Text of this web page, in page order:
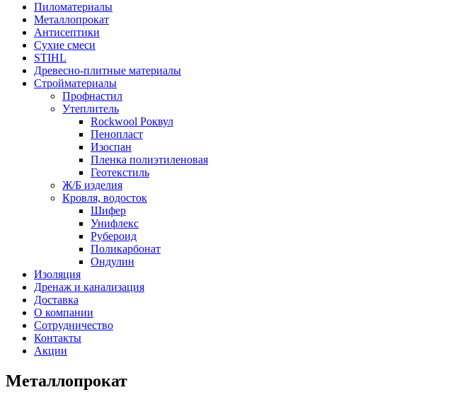
Пиломатериалы
Металлопрокат
Антисептики
Сухие смеси
STIHL
Древесно-плитные материалы
Стройматериалы
Профнастил
Утеплитель
Rockwool Роквул
Пенопласт
Изоспан
Пленка полиэтиленовая
Геотекстиль
Ж/Б изделия
Кровля, водосток
Шифер
Унифлекс
Рубероид
Поликарбонат
Ондулин
Изоляция
Дренаж и канализация
Доставка
О компании
Cотрудничество
Контакты
Акции
Металлопрокат